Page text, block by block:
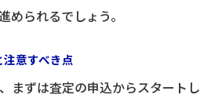
められるでしょう。
意すべき点
まずは査定の申込からスタートし